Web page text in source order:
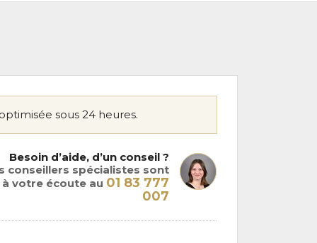
sous 24 heures.
Besoin d’aide, d’un conseil ?
conseillers spécialistes sont
à votre écoute au 01 83 777
007